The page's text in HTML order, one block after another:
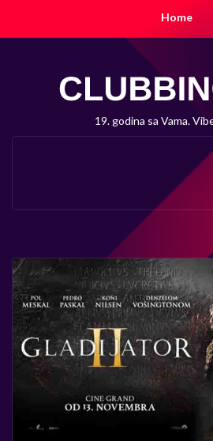
Home
19. godina sa Vama.